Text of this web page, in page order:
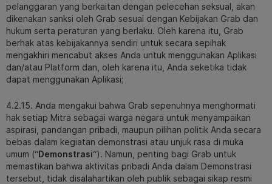
pelanggaran yang berkaitan dengan pelecehan seksual, akan
dikenakan sanksi oleh Grab sesuai dengan Kebijakan Grab dan
hukum serta peraturan yang berlaku. Oleh karena itu, Grab
berhak atas kebijakannya sendiri untuk secara sepihak
mengakhiri mencabut akses Anda untuk menggunakan Aplikasi
dan/atau Platform dan, oleh karena itu, Anda seketika tidak
dapat menggunakan Aplikasi;
4.2.15. Anda mengakui bahwa Grab sepenuhnya menghormati
hak setiap Mitra sebagai warga negara untuk menyampaikan
aspirasi, pandangan pribadi, maupun pilihan politik Anda secara
bebas dalam kegiatan demonstrasi atau unjuk rasa di muka
umum (“Demonstrasi“). Namun, penting bagi Grab untuk
memastikan bahwa aktivitas pribadi Anda dalam Demonstrasi
tersebut, tidak disalahartikan oleh publik sebagai sikap resmi